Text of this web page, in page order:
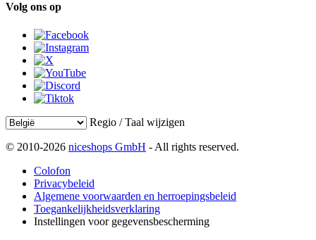
Volg ons op
Regio / Taal wijzigen
© 2010-2026 niceshops GmbH - All rights reserved.
Colofon
Privacybeleid
Algemene voorwaarden en herroepingsbeleid
Toegankelijkheidsverklaring
Instellingen voor gegevensbescherming